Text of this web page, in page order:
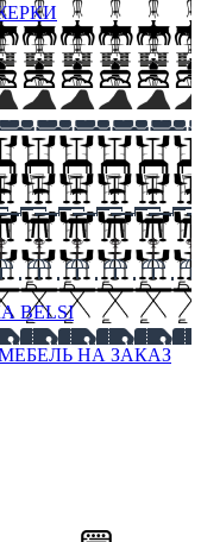
BELSI
НА ЗАКАЗ